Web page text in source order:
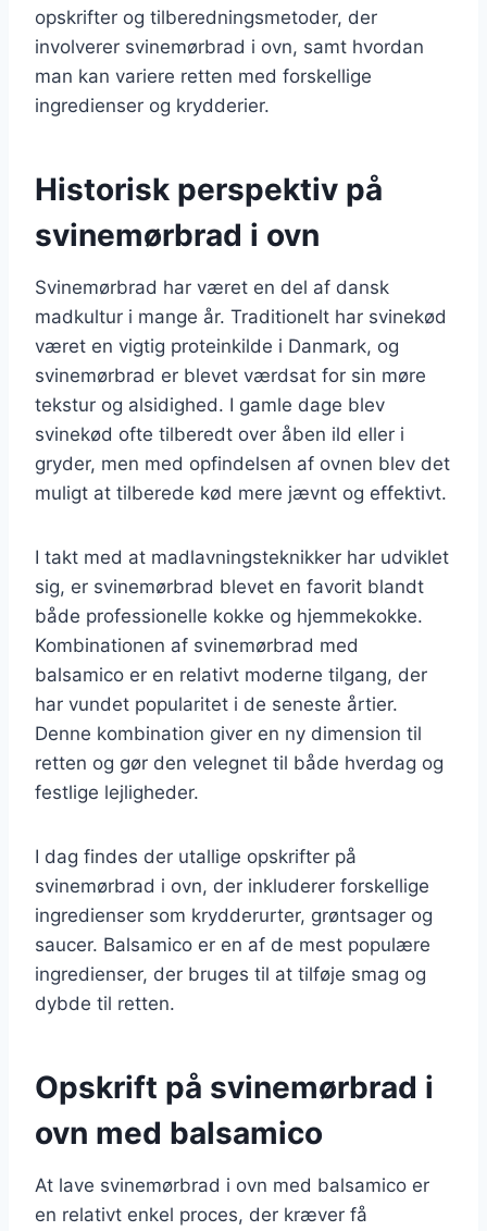
opskrifter og tilberedningsmetoder, der
involverer svinemørbrad i ovn, samt hvordan
man kan variere retten med forskellige
ingredienser og krydderier.
Historisk perspektiv på
svinemørbrad i ovn
Svinemørbrad har været en del af dansk
madkultur i mange år. Traditionelt har svinekød
været en vigtig proteinkilde i Danmark, og
svinemørbrad er blevet værdsat for sin møre
tekstur og alsidighed. I gamle dage blev
svinekød ofte tilberedt over åben ild eller i
gryder, men med opfindelsen af ovnen blev det
muligt at tilberede kød mere jævnt og effektivt.
I takt med at madlavningsteknikker har udviklet
sig, er svinemørbrad blevet en favorit blandt
både professionelle kokke og hjemmekokke.
Kombinationen af svinemørbrad med
balsamico er en relativt moderne tilgang, der
har vundet popularitet i de seneste årtier.
Denne kombination giver en ny dimension til
retten og gør den velegnet til både hverdag og
festlige lejligheder.
I dag findes der utallige opskrifter på
svinemørbrad i ovn, der inkluderer forskellige
ingredienser som krydderurter, grøntsager og
saucer. Balsamico er en af de mest populære
ingredienser, der bruges til at tilføje smag og
dybde til retten.
Opskrift på svinemørbrad i
ovn med balsamico
At lave svinemørbrad i ovn med balsamico er
en relativt enkel proces, der kræver få